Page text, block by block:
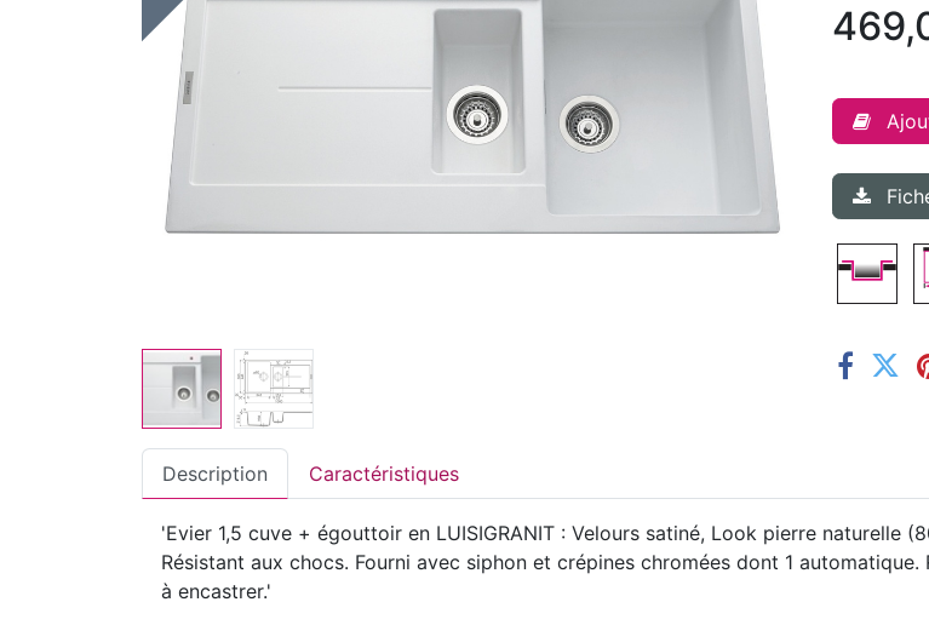
Description Caractéristiques
'Evier 1,5 cuve + égouttoir en LUISIGRANIT : Velours satiné, Look pierre naturelle
Résistant aux chocs. Fourni avec siphon et crépines chromées dont 1
à encastrer.'